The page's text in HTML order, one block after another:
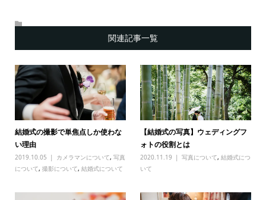
関連記事一覧
結婚式の撮影で単焦点しか使わな
い理由
2019.10.05 カメラマンについて, 写真
について, 撮影について, 結婚式について
【結婚式の写真】ウェディングフ
ォトの役割とは
2020.11.19 写真について,結婚式につ
いて